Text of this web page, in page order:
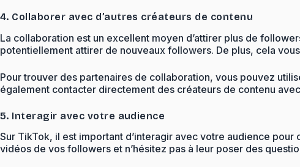
4. Collaborer avec d’autres créateurs de contenu
La collaboration est un excellent moyen d’attirer plus de
potentiellement attirer de nouveaux followers. De plus, cela
Pour trouver des partenaires de collaboration, vous pouvez
également contacter directement des créateurs de contenu
5. Interagir avec votre audience
Sur TikTok, il est important d’interagir avec votre audience
vidéos de vos followers et n’hésitez pas à leur poser des